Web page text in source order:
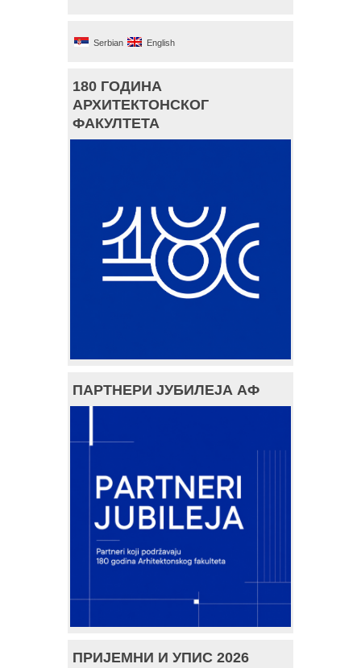
Serbian English
180 ГОДИНА
АРХИТЕКТОНСКОГ
ФАКУЛТЕТА
ПАРТНЕРИ ЈУБИЛЕЈА АФ
ПРИЈЕМНИ И УПИС 2026